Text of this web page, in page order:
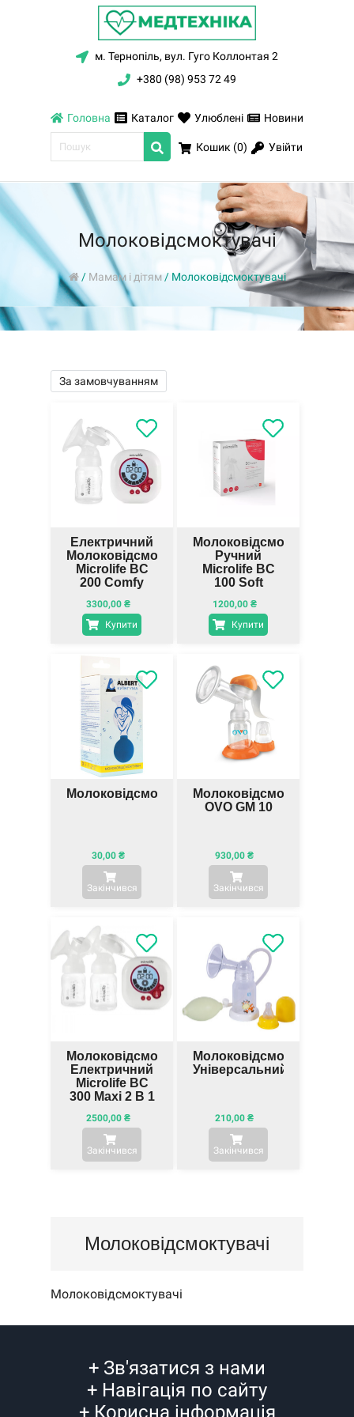
м. Тернопіль, вул. Гуго Коллонтая 2
+380 (98) 953 72 49
Головна Каталог Улюблені Новини
Кошик (0) Увійти
Молоковідсмоктувачі
/ Мамам і дітям / Молоковідсмоктувачі
За замовчуванням
Електричний
Молоковідсмоктувач
Microlife BC
200 Comfy
3300,00₴
Купити
Молоковідсмоктувач
Ручний
Microlife BC
100 Soft
1200,00₴
Купити
Молоковідсмоктувач
30,00₴
Закінчився
Молоковідсмоктувач
OVO GM 10
930,00 ₴
Закінчився
Молоковідсмоктувач
Електричний
Microlife BC
300 Maxi 2 В 1
2500,00₴
Закінчився
Молоковідсмоктувач
Універсальний
210,00 ₴
Закінчився
Молоковідсмоктувачі
Молоковідсмоктувачі
+ Зв'язатися з нами
+ Навігація по сайту
+ Корисна інформація